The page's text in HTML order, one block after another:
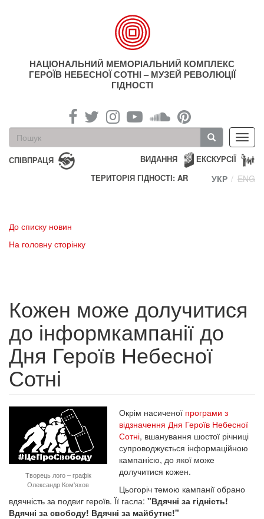
НАЦІОНАЛЬНИЙ МЕМОРІАЛЬНИЙ КОМПЛЕКС
ГЕРОЇВ НЕБЕСНОЇ СОТНІ – МУЗЕЙ РЕВОЛЮЦІЇ
ГІДНОСТІ
Пошукова
форма
Пошук
СПІВПРАЦЯ ЕКСКУРСІЇ
ВИДАННЯ
ТЕРИТОРІЯ ГІДНОСТІ: AR
УКР ENG
До списку новин
На головну сторінку
Кожен може долучитися
до інформкампанії до
Дня Героїв Небесної
Сотні
Творець лого – графік
Олександр Ком'яхов
Окрім насиченої програми з
відзначення Дня Героїв Небесної
Сотні, вшанування шостої річниці
супроводжується інформаційною
кампанією, до якої може
долучитися кожен.
Цьогоріч темою кампанії обрано
вдячність за подвиг героїв. Її гасла: "Вдячні за гідність!
Вдячні за свободу! Вдячні за майбутнє!"